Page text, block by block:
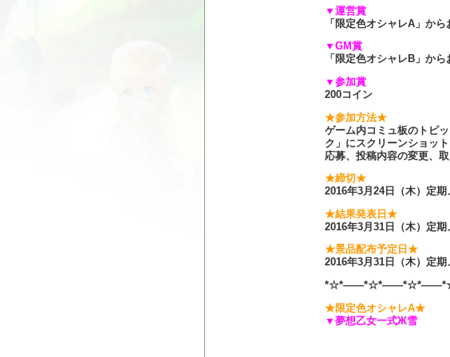
▼運営賞
「限定色オシャレA」か
▼GM賞
「限定色オシャレB」か
▼参加賞
200コイン
★参加方法★
ゲーム内コミュ板のトピ
ク」にスクリーンショッ
応募、投稿内容の変更、
★締切★
2016年3月24日（木）定
★結果発表日★
2016年3月31日（木）定
★景品配布予定日★
2016年3月31日（木）定
★限定色オシャレA★
▼夢想乙女一式Ж雪